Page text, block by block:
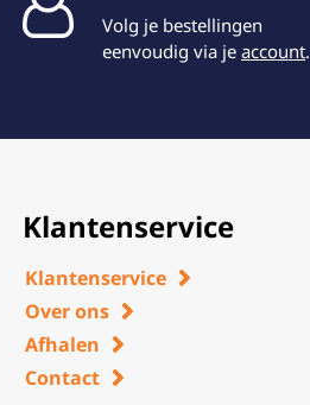
Volg je bestellingen
eenvoudig via je account.
Klantenservice
Klantenservice
Over ons
Afhalen
Contact